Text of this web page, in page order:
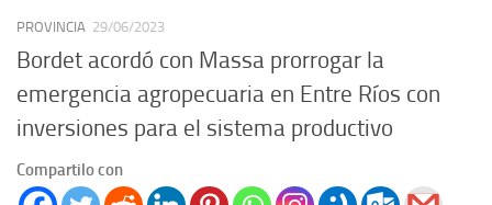
PROVINCIA 29/06/2023
Bordet acordó con Massa prorrogar la
emergencia agropecuaria en Entre Ríos con
inversiones para el sistema productivo
Compartilo con